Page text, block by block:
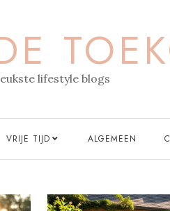
lifestyle blogs
VRIJE TIJD ALGEMEEN